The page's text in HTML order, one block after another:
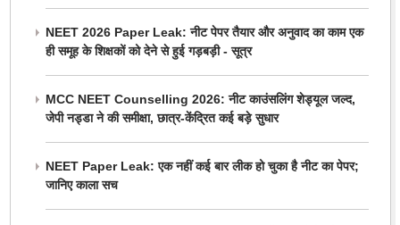
NEET 2026 Paper Leak: नीट पेपर तैयार और अनुवाद का काम एक
ही समूह के शिक्षकों को देने से हुई गड़बड़ी - सूत्र
MCC NEET Counselling 2026: नीट काउंसलिंग शेड्यूल जल्द,
जेपी नड्डा ने की समीक्षा, छात्र-केंद्रित कई बड़े सुधार
NEET Paper Leak: एक नहीं कई बार लीक हो चुका है नीट का पेपर;
जानिए काला सच